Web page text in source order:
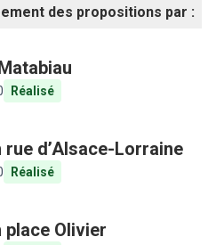
des propositions par :
Réalisé
d’Alsace-Lorraine
Réalisé
Olivier